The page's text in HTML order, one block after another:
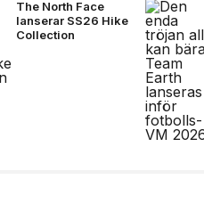
The North Face
lanserar SS26 Hike
Collection